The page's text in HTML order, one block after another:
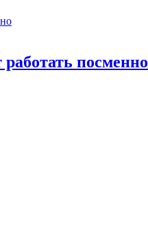
работать посменно